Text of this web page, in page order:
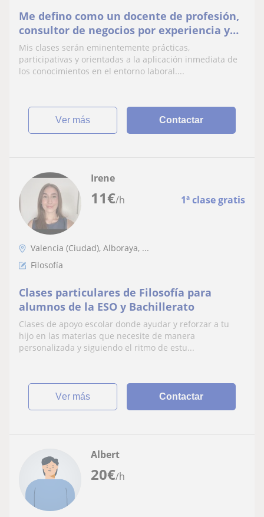
Me defino como un docente de profesión,
consultor de negocios por experiencia y
humanista empresarial por convicción.
Mis clases serán eminentemente prácticas,
participativas y orientadas a la aplicación inmediata de
los conocimientos en el entorno laboral....
ver más Contactar
11€/h 1ª clase gratis
Irene
Valencia (Ciudad), Alboraya, ...
Filosofía
Clases particulares de Filosofía para
alumnos de la ESO y Bachillerato
Clases de apoyo escolar donde ayudar y reforzar a tu
hijo en las materias que necesite de manera
personalizada y siguiendo el ritmo de estu...
ver más Contactar
20€/h
Albert